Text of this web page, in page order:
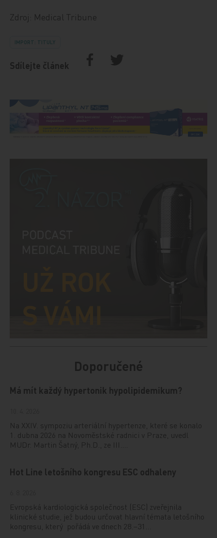
Zdroj: Medical Tribune
IMPORT: TITULY
Sdílejte článek
Doporučené
Má mít každý hypertonik hypolipidemikum?
Na XXIV. sympoziu arteriální hypertenze, které se konalo
1. dubna 2026 na Novoměstské radnici v Praze, uvedl
MUDr. Martin Šatný, Ph.D., ze III.…
Hot Line letošního kongresu ESC odhaleny
Evropská kardiologická společnost (ESC) zveřejnila
klinické studie, jež budou určovat hlavní témata letošního
kongresu, který pořádá ve dnech 28.–31…